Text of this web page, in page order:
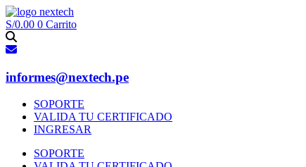
Ir
al
contenido
S/0.00 0 Carrito
informes@nextech.pe
SOPORTE
VALIDA TU CERTIFICADO
INGRESAR
SOPORTE